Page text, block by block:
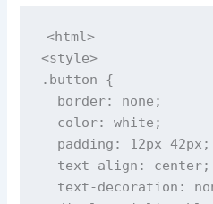
<html>
<style>
.button {
  border: none;
  color: white;
  padding: 12px 42px;
  text-align: center;
text-decoration: